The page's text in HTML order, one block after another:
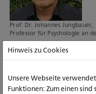
Prof. Dr. Johannes Jungbauer,
Professor für Psychologie an
Hinweis zu Cookies
Unsere Webseite
Funktionen: Zum einen